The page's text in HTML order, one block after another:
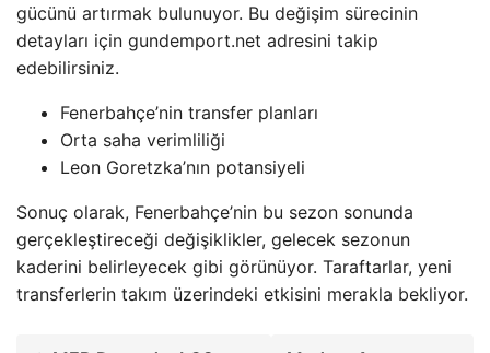
gücünü artırmak bulunuyor. Bu değişim sürecinin
detayları için gundemport.net adresini takip
edebilirsiniz.
Fenerbahçe’nin transfer planları
Orta saha verimliliği
Leon Goretzka’nın potansiyeli
Sonuç olarak, Fenerbahçe’nin bu sezon sonunda
gerçekleştireceği değişiklikler, gelecek sezonun
kaderini belirleyecek gibi görünüyor. Taraftarlar, yeni
transferlerin takım üzerindeki etkisini merakla bekliyor.